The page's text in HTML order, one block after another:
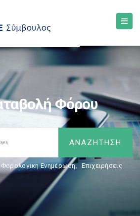
Φόρου
Φορολογικη Ενημέρωση, Επιχειρήσεις